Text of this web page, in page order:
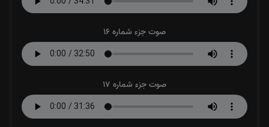
صوت جزء شماره 16
صوت جزء شماره 17